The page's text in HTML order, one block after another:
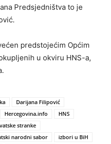
Predsjedništva to je
predstojećim Općim
u okviru HNS-a,
Darijana Filipović
Hercegovina.info
HNS
stranke
narodni sabor
izbori u BiH